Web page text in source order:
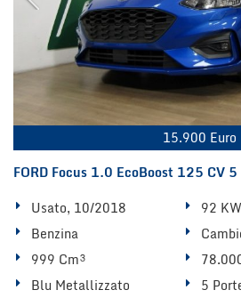
15.900 Euro
FORD Focus 1.0 EcoBoost 125 CV
Usato, 10/2018
92
Benzina
999 Cm³
Blu Metallizzato
5